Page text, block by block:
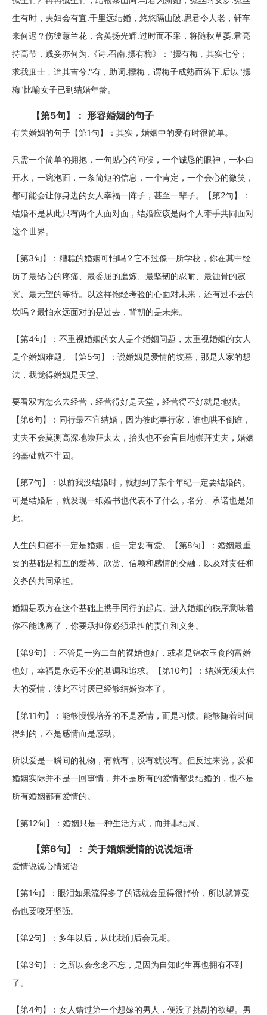
生有时，夫妇会有宜.千里远结婚，悠悠隔山陂.思君令人老，轩车
来何迟？伤彼蕙兰花，含英扬光辉.过时而不采，将随秋草萎.君亮
持高节，贱妾亦何为.《诗.召南.摽有梅》："摽有梅﹐其实七兮；
求我庶士﹐迨其吉兮."有﹐助词.摽梅﹐谓梅子成熟而落下.后以"摽
梅"比喻女子已到结婚年龄。
【第5句】： 形容婚姻的句子
有关婚姻的句子【第1句】：其实，婚姻中的爱有时很简单。
只需一个简单的拥抱，一句贴心的问候，一个诚恳的眼神，一杯白
开水，一碗泡面，一条简短的信息，一个肯定，一个会心的微笑，
都可能会让你身边的女人幸福一阵子，甚至一辈子。【第2句】：
结婚不是从此只有两个人面对面，结婚应该是两个人牵手共同面对
这个世界。
【第3句】：糟糕的婚姻可怕吗？它不过像一所学校，你在其中经
历了最钻心的疼痛、最委屈的磨炼、最坚韧的忍耐、最蚀骨的寂
寞、最无望的等待。以这样饱经考验的心面对未来，还有过不去的
坎吗？最怕永远面对的是过去，背朝的是未来。
【第4句】：不重视婚姻的女人是个婚姻问题，太重视婚姻的女人
是个婚姻难题。【第5句】：说婚姻是爱情的坟墓，那是人家的想
法，我觉得婚姻是天堂。
要看双方怎么去经营，经营得好是天堂，经营得不好就是地狱。
【第6句】：同行最不宜结婚，因为彼此事行家，谁也哄不倒谁，
丈夫不会莫测高深地崇拜太太，抬头也不会盲目地崇拜丈夫，婚姻
的基础就不牢固。
【第7句】：以前我没结婚时，就想到了某个年纪一定要结婚的。
可是结婚后，就发现一纸婚书也代表不了什么，名分、承诺也是如
此。
人生的归宿不一定是婚姻，但一定要有爱。【第8句】：婚姻最重
要的基础是相互的爱慕、欣赏、信赖和感情的交融，以及对责任和
义务的共同承担。
婚姻是双方在这个基础上携手同行的起点。进入婚姻的秩序意味着
你不能逃离了，你要承担你必须承担的责任和义务。
【第9句】：不管是一穷二白的裸婚也好，或者是锦衣玉食的富婚
也好，幸福是永远不变的基调和追求。【第10句】：结婚无须太伟
大的爱情，彼此不讨厌已经够结婚资本了。
【第11句】：能够慢慢培养的不是爱情，而是习惯。能够随着时间
得到的，不是感情而是感动。
所以爱是一瞬间的礼物，有就有，没有就没有。但反过来说，爱和
婚姻实际并不是一回事情，并不是所有的爱情都要结婚的，也不是
所有婚姻都有爱情的。
【第12句】：婚姻只是一种生活方式，而并非结局。
【第6句】： 关于婚姻爱情的说说短语
爱情说说心情短语
【第1句】：眼泪如果流得多了的话就会显得很掉价，所以就算受
伤也要咬牙坚强。
【第2句】：多年以后，从此我们后会无期。
【第3句】：之所以会念念不忘，是因为自知此生再也拥有不到
了。
【第4句】：女人错过第一个想嫁的男人，便没了挑剔的欲望。男